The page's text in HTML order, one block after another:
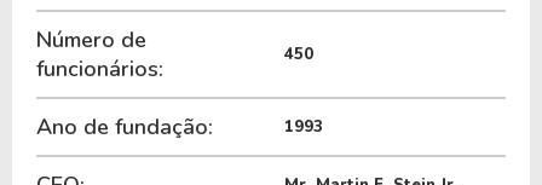
Número de
funcionários:
450
Ano de fundação: 1993